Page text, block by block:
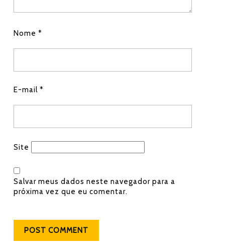
Nome *
E-mail *
Site
Salvar meus dados neste navegador para a
próxima vez que eu comentar.